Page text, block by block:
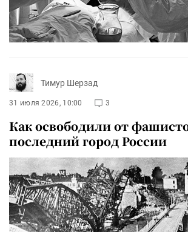
Тимур Шерзад
31 июля 2026, 10:00 3
Как освободили от
последний город России